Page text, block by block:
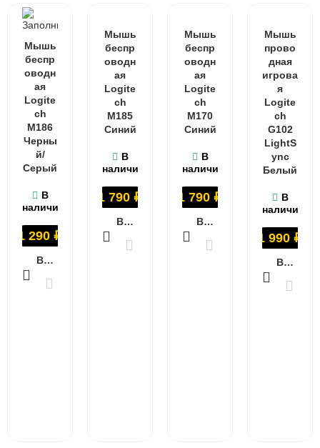
Мышь
беспр
оводн
ая
Logite
ch
M186
Черны
й/
Серый
В
наличии
1 290 ₽
В КОРЗИНУ
Мышь
беспр
оводн
ая
Logite
ch
M185
Синий
В
наличии
1 790 ₽
В КОРЗИНУ
Мышь
беспр
оводн
ая
Logite
ch
M170
Синий
В
наличии
1 790 ₽
В КОРЗИНУ
Мышь
прово
дная
игрова
я
Logite
ch
G102
LightS
ync
Белый
В
наличии
1 990 ₽
В КОРЗИНУ